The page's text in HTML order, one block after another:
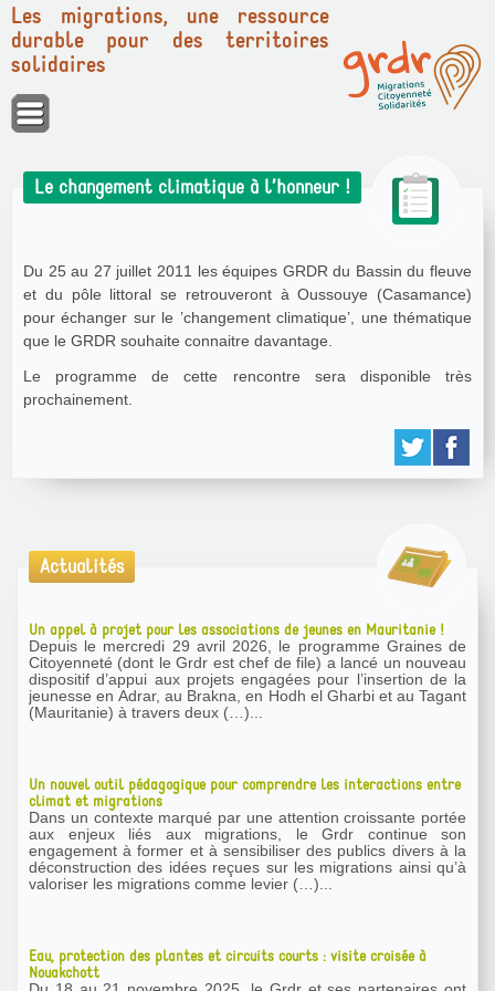
Panneau de gestion des cookies
Les migrations, une ressource
durable pour des territoires
solidaires
Le changement climatique à l’honneur !
Du 25 au 27 juillet 2011 les équipes GRDR du Bassin du fleuve
et du pôle littoral se retrouveront à Oussouye (Casamance)
pour échanger sur le ’changement climatique’, une thématique
que le GRDR souhaite connaitre davantage.
Le programme de cette rencontre sera disponible très
prochainement.
Actualités
Un appel à projet pour les associations de jeunes en Mauritanie !
Depuis le mercredi 29 avril 2026, le programme Graines de
Citoyenneté (dont le Grdr est chef de file) a lancé un nouveau
dispositif d’appui aux projets engagées pour l’insertion de la
jeunesse en Adrar, au Brakna, en Hodh el Gharbi et au Tagant
(Mauritanie) à travers deux (…)...
Un nouvel outil pédagogique pour comprendre les interactions entre
climat et migrations
Dans un contexte marqué par une attention croissante portée
aux enjeux liés aux migrations, le Grdr continue son
engagement à former et à sensibiliser des publics divers à la
déconstruction des idées reçues sur les migrations ainsi qu’à
valoriser les migrations comme levier (…)...
Eau, protection des plantes et circuits courts : visite croisée à
Nouakchott